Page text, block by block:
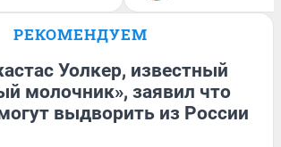
РЕКОМЕНДУЕМ
Уолкер, известный
молочник», заявил что
выдворить из России